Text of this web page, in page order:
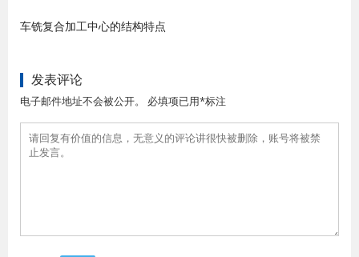
车铣复合加工中心的结构特点
发表评论
电子邮件地址不会被公开。 必填项已用*标注